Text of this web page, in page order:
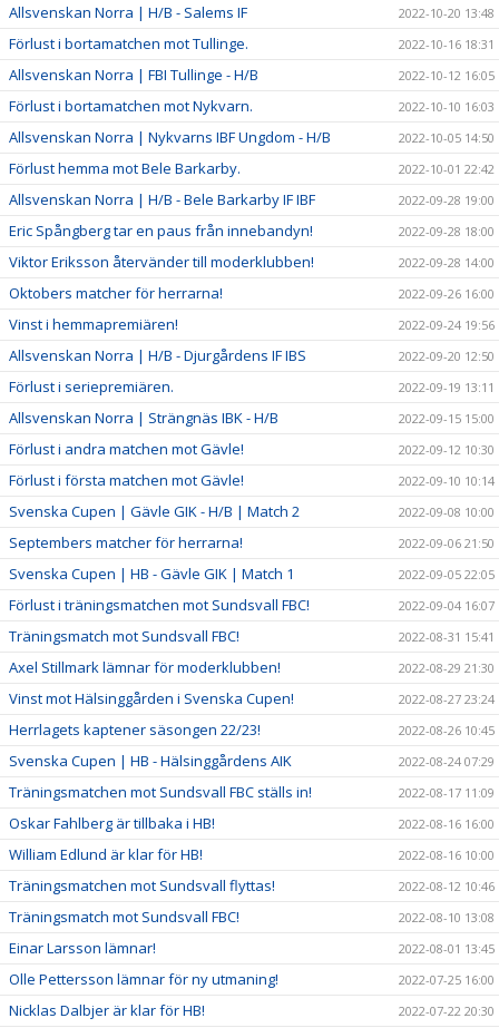
Allsvenskan Norra | H/B - Salems IF 2022-10-20 13:48
Förlust i bortamatchen mot Tullinge. 2022-10-16 18:31
Allsvenskan Norra | FBI Tullinge - H/B 2022-10-12 16:05
Förlust i bortamatchen mot Nykvarn. 2022-10-10 16:03
Allsvenskan Norra | Nykvarns IBF Ungdom - H/B 2022-10-05 14:50
Förlust hemma mot Bele Barkarby. 2022-10-01 22:42
Allsvenskan Norra | H/B - Bele Barkarby IF IBF 2022-09-28 19:00
Eric Spångberg tar en paus från innebandyn! 2022-09-28 18:00
Viktor Eriksson återvänder till moderklubben! 2022-09-28 14:00
Oktobers matcher för herrarna! 2022-09-26 16:00
Vinst i hemmapremiären! 2022-09-24 19:56
Allsvenskan Norra | H/B - Djurgårdens IF IBS 2022-09-20 12:50
Förlust i seriepremiären. 2022-09-19 13:11
Allsvenskan Norra | Strängnäs IBK - H/B 2022-09-15 15:00
Förlust i andra matchen mot Gävle! 2022-09-12 10:30
Förlust i första matchen mot Gävle! 2022-09-10 10:14
Svenska Cupen | Gävle GIK - H/B | Match 2 2022-09-08 10:00
Septembers matcher för herrarna! 2022-09-06 21:50
Svenska Cupen | HB - Gävle GIK | Match 1 2022-09-05 22:05
Förlust i träningsmatchen mot Sundsvall FBC! 2022-09-04 16:07
Träningsmatch mot Sundsvall FBC! 2022-08-31 15:41
Axel Stillmark lämnar för moderklubben! 2022-08-29 21:30
Vinst mot Hälsinggården i Svenska Cupen! 2022-08-27 23:24
Herrlagets kaptener säsongen 22/23! 2022-08-26 10:45
Svenska Cupen | HB - Hälsinggårdens AIK 2022-08-24 07:29
Träningsmatchen mot Sundsvall FBC ställs in! 2022-08-17 11:09
Oskar Fahlberg är tillbaka i HB! 2022-08-16 16:00
William Edlund är klar för HB! 2022-08-16 10:00
Träningsmatchen mot Sundsvall flyttas! 2022-08-12 10:46
Träningsmatch mot Sundsvall FBC! 2022-08-10 13:08
Einar Larsson lämnar! 2022-08-01 13:45
Olle Pettersson lämnar för ny utmaning! 2022-07-25 16:00
Nicklas Dalbjer är klar för HB! 2022-07-22 20:30